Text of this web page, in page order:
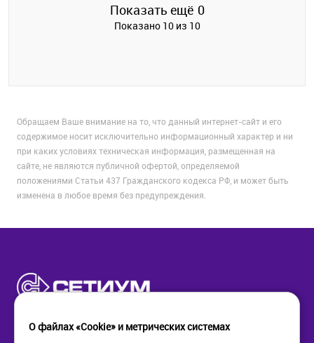
Показать ещё 0
Показано 10 из 10
Обращаем Ваше внимание на то, что данный интернет-сайт и его
содержимое носит исключительно информационный характер и ни
при каких условиях техническая информация, размещенная на
сайте, не являются публичной офертой, определяемой
положениями Статьи 437 Гражданского кодекса РФ, и может быть
изменена в любое время без предупреждения.
О файлах «Cookie» и метрических системах